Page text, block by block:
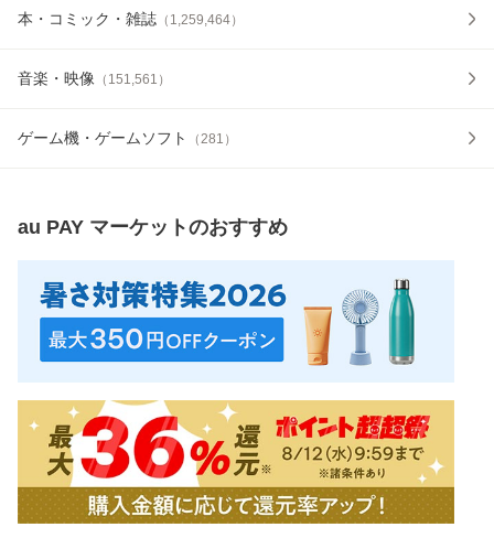
本・コミック・雑誌 （ 1,259,464）
音楽・映像 （ 151,561 ）
ゲーム機・ゲームソフト （281 ）
au PAY マーケットのおすすめ